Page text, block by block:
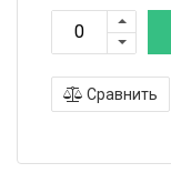
Сравнить